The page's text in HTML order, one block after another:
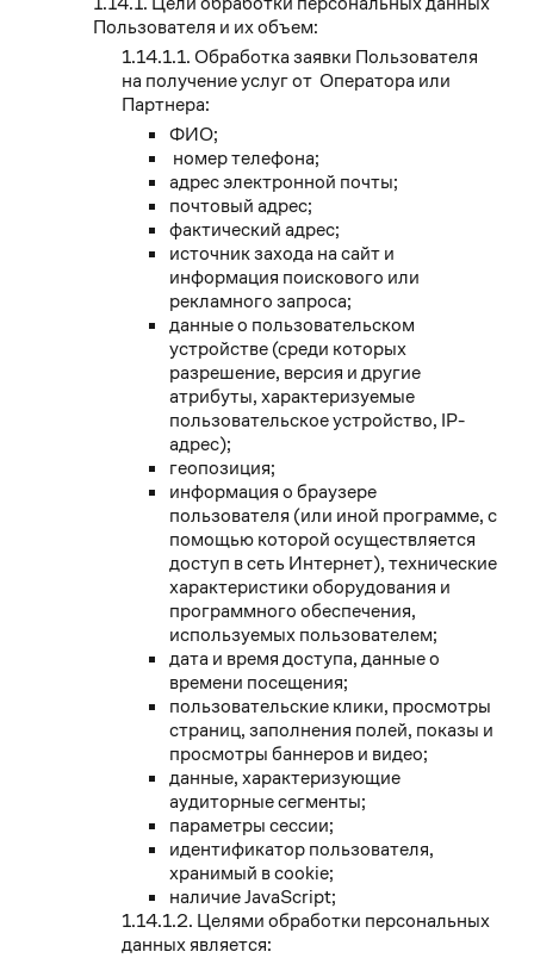
Пользователя и их объем:
Обработка заявки Пользователя
на получение услуг от Оператора или
Партнера:
ФИО;
номер телефона;
адрес электронной почты;
почтовый адрес;
фактический адрес;
источник захода на сайт и
информация поискового или
рекламного запроса;
данные о пользовательском
устройстве (среди которых
разрешение, версия и другие
атрибуты, характеризуемые
пользовательское устройство, IP-
адрес);
геопозиция;
информация о браузере
пользователя (или иной программе, с
помощью которой осуществляется
доступ в сеть Интернет), технические
характеристики оборудования и
программного обеспечения,
используемых пользователем;
дата и время доступа, данные о
времени посещения;
пользовательские клики, просмотры
страниц, заполнения полей, показы и
просмотры баннеров и видео;
данные, характеризующие
аудиторные сегменты;
параметры сессии;
идентификатор пользователя,
хранимый в cookie;
наличие JavaScript;
Целями обработки персональных
данных является: